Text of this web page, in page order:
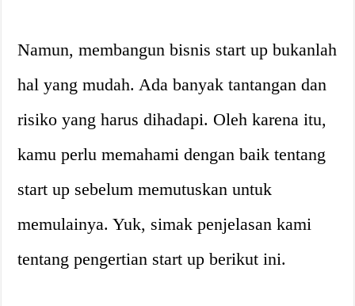
Namun, membangun bisnis start up bukanlah
hal yang mudah. Ada banyak tantangan dan
risiko yang harus dihadapi. Oleh karena itu,
kamu perlu memahami dengan baik tentang
start up sebelum memutuskan untuk
memulainya. Yuk, simak penjelasan kami
tentang pengertian start up berikut ini.